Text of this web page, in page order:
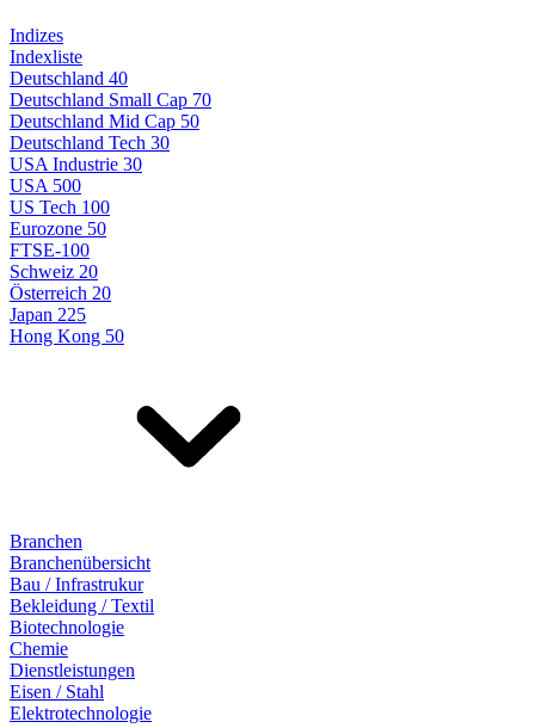
Indizes
Indexliste
Deutschland 40
Deutschland Small Cap 70
Deutschland Mid Cap 50
Deutschland Tech 30
USA Industrie 30
USA 500
US Tech 100
Eurozone 50
FTSE-100
Schweiz 20
Österreich 20
Japan 225
Hong Kong 50
Branchen
Branchenübersicht
Bau / Infrastrukur
Bekleidung / Textil
Biotechnologie
Chemie
Dienstleistungen
Eisen / Stahl
Elektrotechnologie